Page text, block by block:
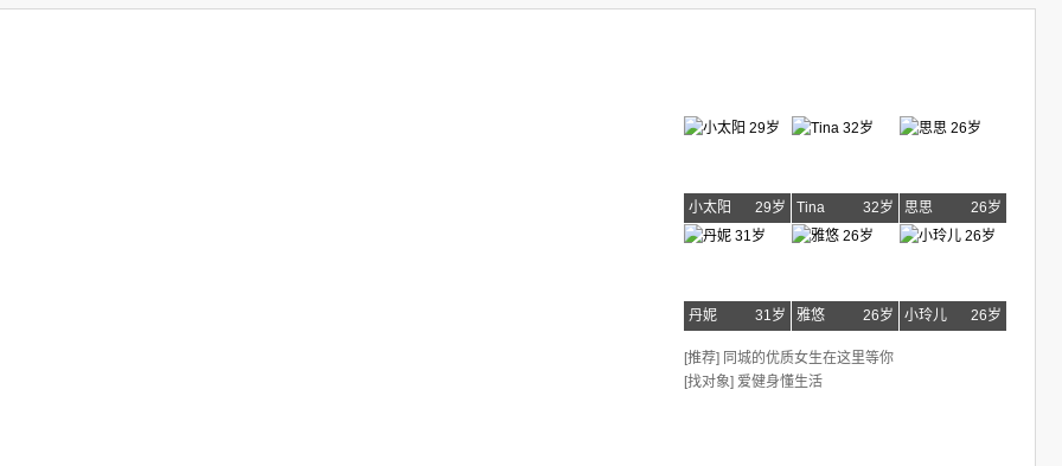
小太阳 29岁 Tina 32岁 思思 26岁
丹妮 31岁 雅悠 26岁 小玲儿 26岁
[推荐] 同城的优质女生在这里等你
[找对象] 爱健身懂生活